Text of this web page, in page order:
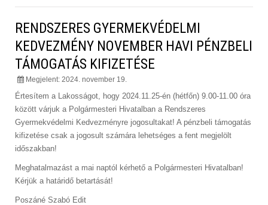
RENDSZERES GYERMEKVÉDELMI
KEDVEZMÉNY NOVEMBER HAVI PÉNZBELI
TÁMOGATÁS KIFIZETÉSE
Megjelent: 2024. november 19.
Értesítem a Lakosságot, hogy 2024.11.25-én (hétfőn) 9.00-11.00 óra
között várjuk a Polgármesteri Hivatalban a Rendszeres
Gyermekvédelmi Kedvezményre jogosultakat! A pénzbeli támogatás
kifizetése csak a jogosult számára lehetséges a fent megjelölt
időszakban!
Meghatalmazást a mai naptól kérhető a Polgármesteri Hivatalban!
Kérjük a határidő betartását!
Poszáné Szabó Edit